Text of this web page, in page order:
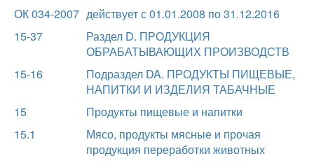
ОК 034-2007 действует с 01.01.2008 по 31.12.2016
15-37
Раздел D. ПРОДУКЦИЯ
ОБРАБАТЫВАЮЩИХ ПРОИЗВОДСТВ
15-16
Подраздел DA. ПРОДУКТЫ ПИЩЕВЫЕ,
НАПИТКИ И ИЗДЕЛИЯ ТАБАЧНЫЕ
15
Продукты пищевые и напитки
15.1
Мясо, продукты мясные и прочая
продукция переработки животных